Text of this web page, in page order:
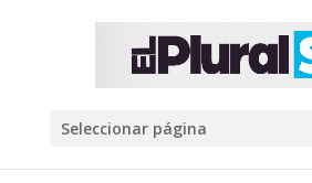
Seleccionar página